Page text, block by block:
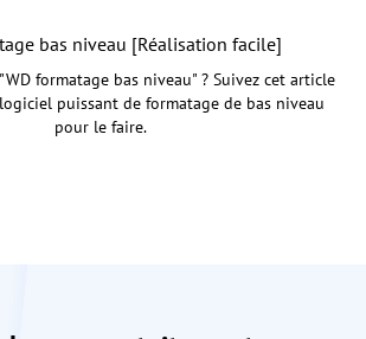
bas niveau [Réalisation facile]
formatage bas niveau" ? Suivez cet article
puissant de formatage de bas niveau
pour le faire.